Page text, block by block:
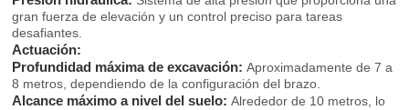
gran fuerza de elevación y un control preciso para tareas
desafiantes.
Actuación:
Profundidad máxima de excavación: Aproximadamente de 7 a
8 metros, dependiendo de la configuración del brazo.
Alcance máximo a nivel del suelo: Alrededor de 10 metros, lo